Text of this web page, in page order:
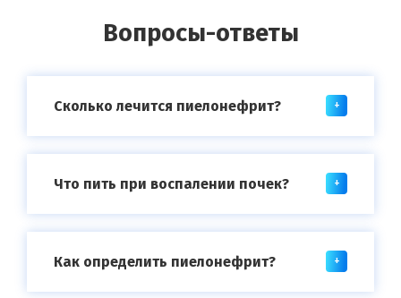
Вопросы-ответы
Сколько лечится пиелонефрит?
Что пить при воспалении почек?
Как определить пиелонефрит?